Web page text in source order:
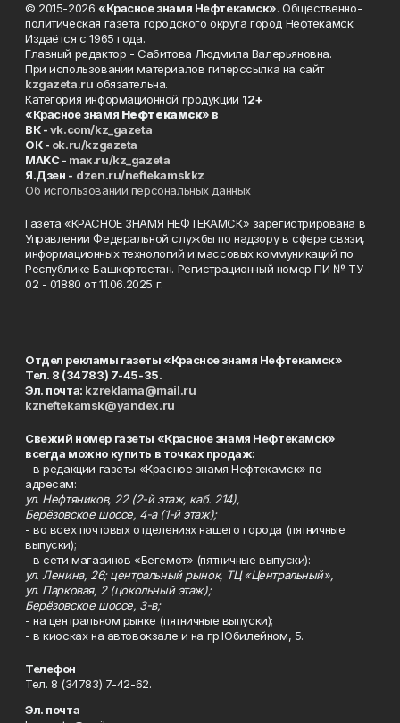
© 2015-2026 «Красное знамя Нефтекамск». Общественно-
политическая газета городского округа город Нефтекамск.
Издаётся с 1965 года.
Главный редактор - Сабитова Людмила Валерьяновна.
При использовании материалов гиперссылка на сайт
kzgazeta.ru обязательна.
Категория информационной продукции 12+
«Красное знамя Нефтекамск» в
ВК -vk.com/kz_gazeta
ОК - ok.ru/kzgazeta
MAKC - max.ru/kz_gazeta
Я.Дзен - dzen.ru/neftekamskkz
Об использовании персональных данных
Газета «КРАСНОЕ ЗНАМЯ НЕФТЕКАМСК» зарегистрирована в
Управлении Федеральной службы по надзору в сфере связи,
информационных технологий и массовых коммуникаций по
Республике Башкортостан. Регистрационный номер ПИ № ТУ
02 - 01880 от 11.06.2025 г.
Отдел рекламы газеты «Красное знамя Нефтекамск»
Тел. 8 (34783) 7-45-35.
Эл. почта: kzreklama@mail.ru
kzneftekamsk@yandex.ru
Свежий номер газеты «Красное знамя Нефтекамск»
всегда можно купить в точках продаж:
- в редакции газеты «Красное знамя Нефтекамск» по
адресам:
ул. Нефтяников, 22 (2-й этаж, каб. 214),
Берёзовское шоссе, 4-а (1-й этаж);
- во всех почтовых отделениях нашего города (пятничные
выпуски);
- в сети магазинов «Бегемот» (пятничные выпуски):
ул. Ленина, 26; центральный рынок, ТЦ «Центральный»,
ул. Парковая, 2 (цокольный этаж);
Берёзовское шоссе, 3-в;
- на центральном рынке (пятничные выпуски);
- в киосках на автовокзале и на пр.Юбилейном, 5.
Телефон
Тел. 8 (34783) 7-42-62.
Эл. почта